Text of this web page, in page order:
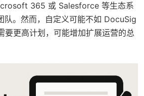
365 或 Salesforce 等生态系
队。然而，自定义可能不如 DocuSig
要更高计划，可能增加扩展运营的总